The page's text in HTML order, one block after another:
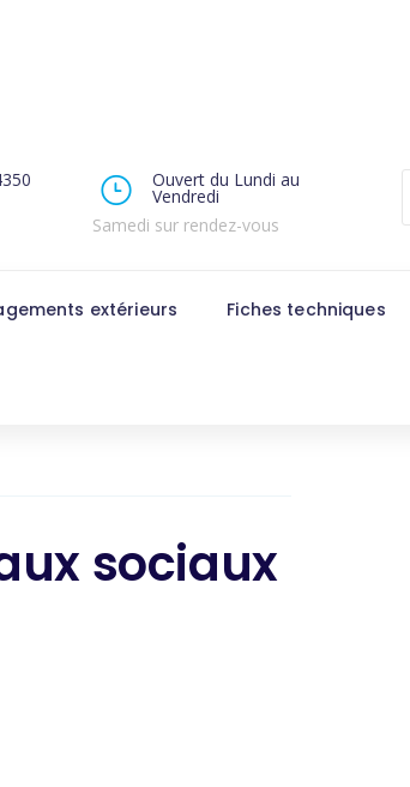
Ouvert du Lundi au
Vendredi
Samedi sur rendez-vous
extérieurs Fiches techniques
sociaux